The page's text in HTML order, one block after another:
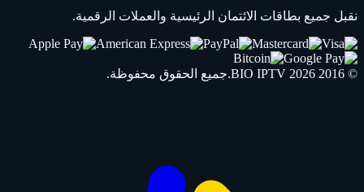
نقبل جميع بطاقات الائتمان الرئيسية والعملات الرقمية.
© 2016 2026
BIO IPTV .جميع الحقوق محفوظة.